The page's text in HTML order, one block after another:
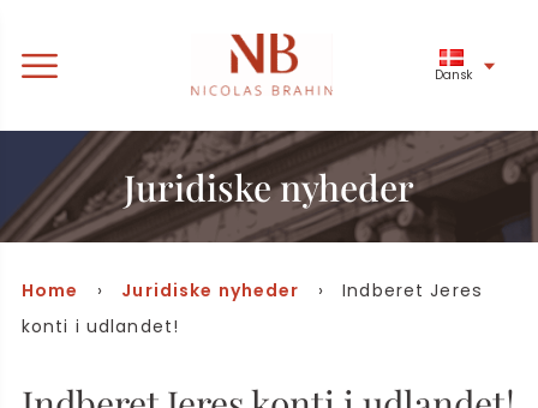
Dansk
Juridiske nyheder
Home › Juridiske nyheder › Indberet Jeres
konti i udlandet!